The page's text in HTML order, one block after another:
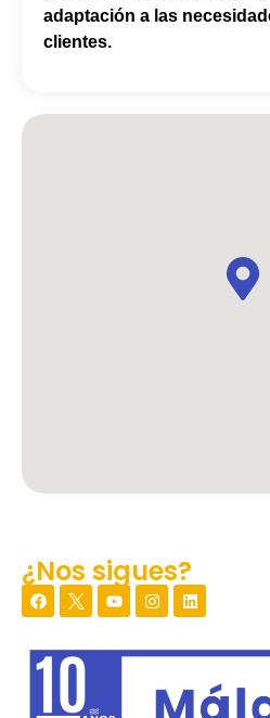
adaptación a las
clientes.
¿Nos sigues?